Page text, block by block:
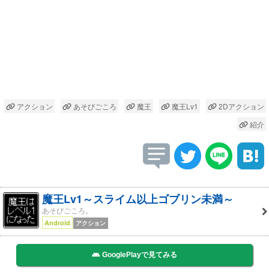
アクション あそびごころ 魔王 魔王Lv1
2Dアクション
紹介
魔王Lv1～スライム以上ゴブリン未満～
あそびごころ。
Android アクション
GooglePlayで見てみる